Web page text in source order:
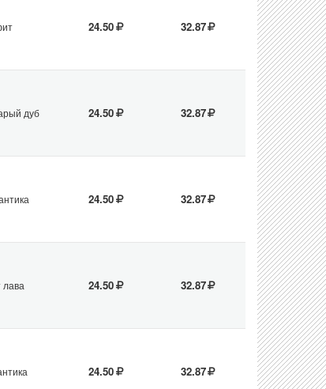
24.50 32.87
дуб 24.50 32.87
24.50 32.87
лава 24.50 32.87
24.50 32.87